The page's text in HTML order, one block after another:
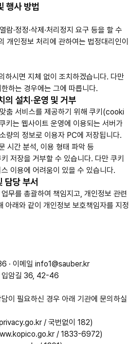
행사 방법
람·정정·삭제·처리정지 요구 등을 할 수
개인정보 처리에 관하여는 법정대리인이
하시면 지체 없이 조치하겠습니다. 다만
하는 경우에는 그에 따릅니다.
의 설치·운영 및 거부
춤 서비스를 제공하기 위해 쿠키(cooki
키는 웹사이트 운영에 이용되는 서버가
량의 정보로 이용자 PC에 저장됩니다.
시간 분석, 이용 형태 파악 등
저장을 거부할 수 있습니다. 다만 쿠키
이용에 어려움이 있을 수 있습니다.
담당 부서
무를 총괄하여 책임지고, 개인정보 관련
아래와 같이 개인정보 보호책임자를 지정
· 이메일 info1@sauber.kr
입암길 36, 42-46
이 필요하신 경우 아래 기관에 문의하실
/ 국번없이 182)
/ 1833-6972)